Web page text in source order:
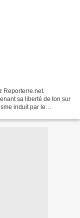
Reporterre.net.
sa liberté de ton sur
induit par le